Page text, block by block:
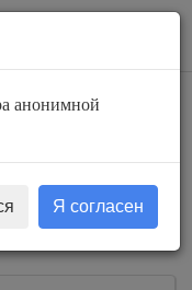
анонимной
Я согласен